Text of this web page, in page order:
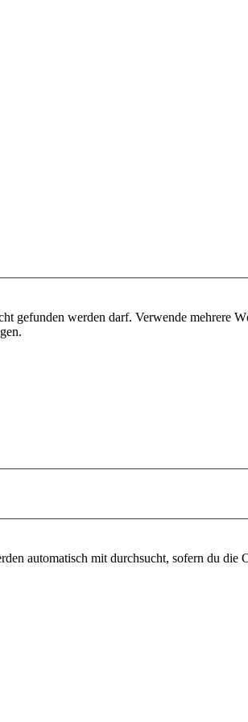
gefunden werden darf. Verwende mehrere
automatisch mit durchsucht, sofern du